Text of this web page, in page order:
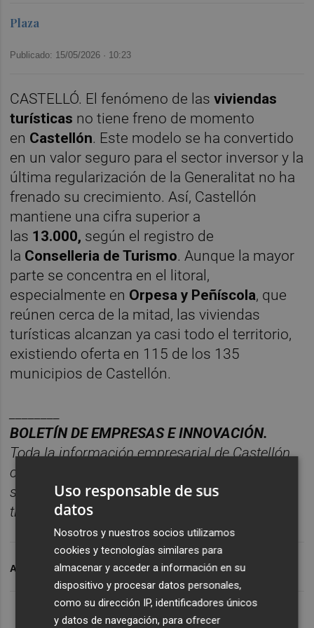
Plaza
Publicado: 15/05/2026 · 10:23
CASTELLÓ. El fenómeno de lasviviendas
turísticas no tiene freno de momento
en Castellón. Este modelo se ha convertido
en un valor seguro para el sector inversor y la
última regularización de la Generalitat no ha
frenado su crecimiento. Así, Castellón
mantiene una cifra superior a
las 13.000, según el registro de
la Conselleria de Turismo. Aunque la mayor
parte se concentra en el litoral,
especialmente en Orpesa y Peñíscola, que
reúnen cerca de la mitad, las viviendas
turísticas alcanzan ya casi todo el territorio,
existiendo oferta en 115 de los 135
municipios de Castellón.
BOLETÍN DE EMPRESAS E INNOVACIÓN.
Toda la información empresarial de Castellón,
concentrada en un ú
seguir la actualidad sin perder
tiempo.Suscr
ARCHIVADO EN VIVIENDA CASTELLON
Uso responsable de sus
datos
Nosotros y nuestros socios utilizamos
cookies y tecnologías similares para
almacenar y acceder a información en su
dispositivo y procesar datos personales,
como su dirección IP, identificadores únicos
y datos de navegación, para ofrecer